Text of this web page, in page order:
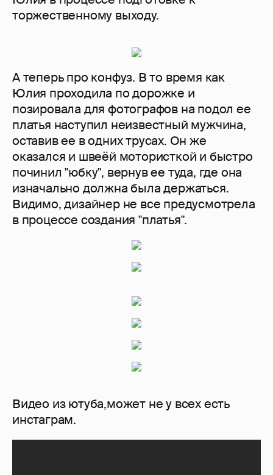
торжественному выходу.
А теперь про конфуз. В то время как
Юлия проходила по дорожке и
позировала для фотографов на подол ее
платья наступил неизвестный мужчина,
оставив ее в одних трусах. Он же
оказался и швеёй мотористкой и быстро
починил "юбку", вернув ее туда, где она
изначально должна была держаться.
Видимо, дизайнер не все предусмотрела
в процессе создания "платья".
Видео из ютуба,может не у всех есть
инстаграм.